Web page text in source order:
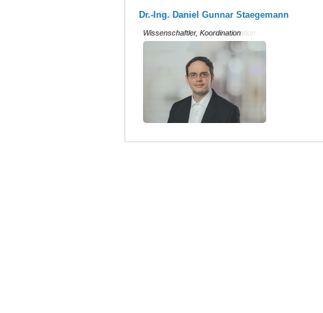
Dr.-Ing. Daniel Gunnar Staegemann
Wissenschaftler, Koordination